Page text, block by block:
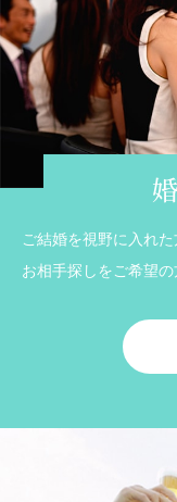
ご結婚を視野に入れ
お相手探しをご希望の